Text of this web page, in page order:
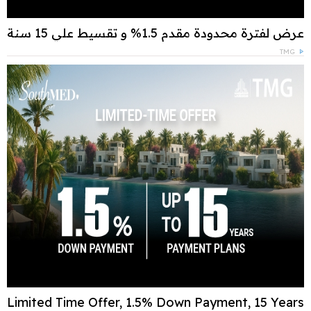
عرض لفترة محدودة مقدم 1.5% و تقسيط علي 15 سنة
TMG
Limited Time Offer, 1.5% Down Payment, 15 Years